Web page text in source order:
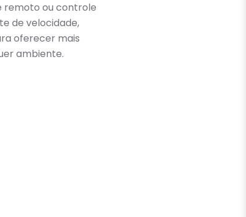
remoto ou controle
de velocidade,
oferecer mais
ambiente.